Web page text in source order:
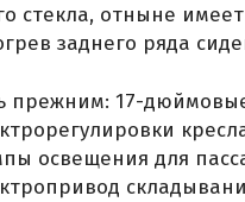
стекла, отныне
заднего ряда
прежним: 17-
освещения для